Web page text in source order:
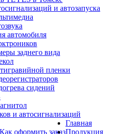
и автозапуска
автомобиля
заднего вида
пленки
сидений
и автосигнализаций
Как оформить заказ
Главная
Продукция